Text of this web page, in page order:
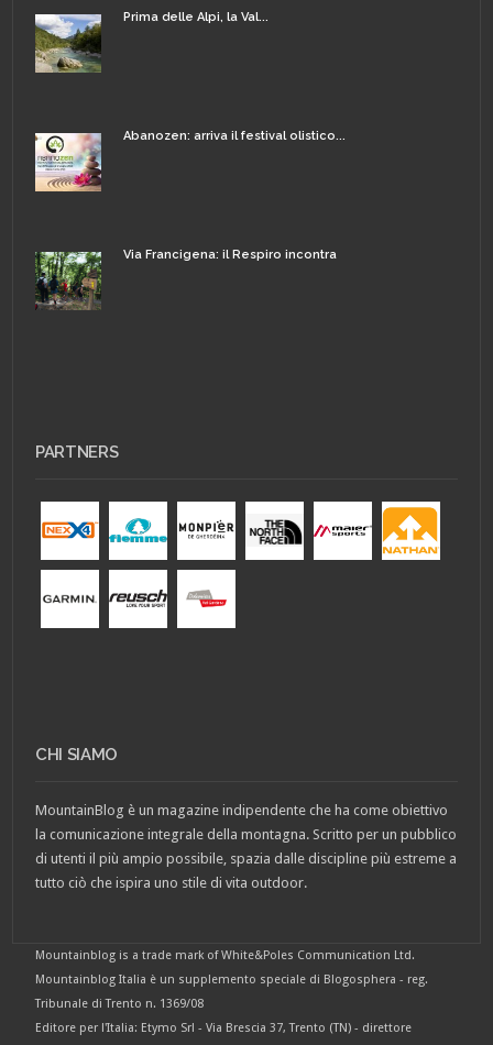
Prima delle Alpi, la Val...
Abanozen: arriva il festival olistico...
Via Francigena: il Respiro incontra
PARTNERS
CHI SIAMO
MountainBlog è un magazine indipendente che ha come obiettivo
la comunicazione integrale della montagna. Scritto per un pubblico
di utenti il più ampio possibile, spazia dalle discipline più estreme a
tutto ciò che ispira uno stile di vita outdoor.
Mountainblog is a trade mark of White&Poles Communication Ltd.
Mountainblog Italia è un supplemento speciale di Blogosphera - reg.
Tribunale di Trento n. 1369/08
Editore per l'Italia: Etymo Srl - Via Brescia 37, Trento (TN) - direttore